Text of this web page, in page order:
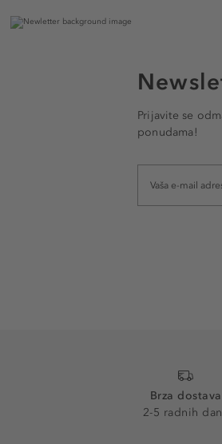
Prijavite se
ponudama!
Brza dostava
2-5 radnih